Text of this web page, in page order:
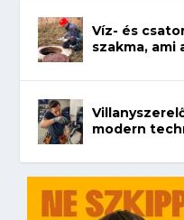
Víz- és
szakma,
modern